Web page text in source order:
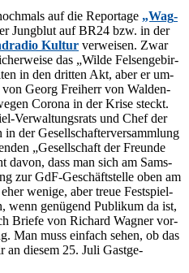
auf die Re­por­ta­ge „Wag­
Jung­blut auf BR24 bzw. in der
Kul­tur ver­wei­sen. Zwar
das „Wil­de Fel­sen­ge­bir­
in den drit­ten Akt, aber er um­
Ge­org Frei­herr von Wal­den­
Co­ro­na in der Kri­se steckt.
Ver­wal­tungs­rats und Chef der
in der Ge­sell­schaf­ter­ver­samm­lung
„Ge­sell­schaft der Freun­de
da­von, dass man sich am Sams­
zur GdF-Ge­schäfts­tel­le oben am
we­ni­ge, aber treue Fest­spiel­
wenn ge­nü­gend Pu­bli­kum da ist,
Brie­fe von Ri­chard Wag­ner vor­
Man muss ein­fach se­hen, ob das
an die­sem 25. Juli Gast­ge­